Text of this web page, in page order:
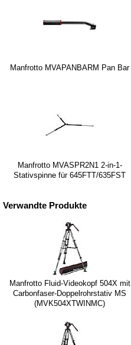
Manfrotto MVAPANBARM Pan Bar
Manfrotto MVASPR2N1 2-in-1-
Stativspinne für 645FTT/635FST
Verwandte Produkte
Manfrotto Fluid-Videokopf 504X mit
Carbonfaser-Doppelrohrstativ MS
(MVK504XTWINMC)